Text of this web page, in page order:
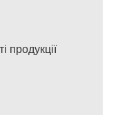
продукції